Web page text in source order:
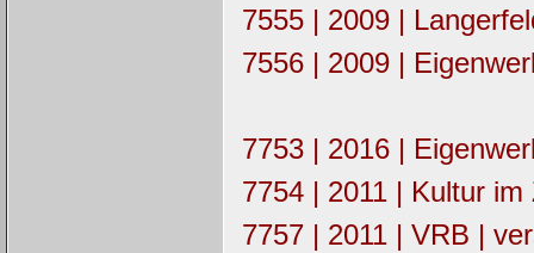
7555 | 2009 |
7556 | 2009 |
7753 | 2016 |
7754 | 2011 | Kultur
7757 | 2011 | VRB |